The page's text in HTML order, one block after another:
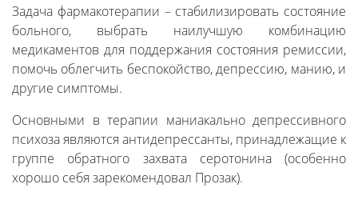
Задача фармакотерапии – стабилизировать состояние
больного, выбрать наилучшую комбинацию
медикаментов для поддержания состояния ремиссии,
помочь облегчить беспокойство, депрессию, манию, и
другие симптомы.
Основными в терапии маниакально депрессивного
психоза являются антидепрессанты, принадлежащие к
группе обратного захвата серотонина (особенно
хорошо себя зарекомендовал Прозак).